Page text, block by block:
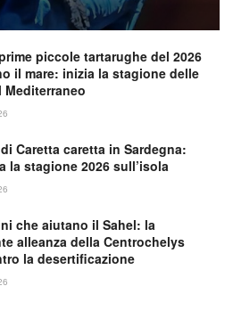
piccole tartarughe del 2026
il mare: inizia la stagione delle
Caretta caretta in Sardegna:
la stagione 2026 sull’isola
che aiutano il Sahel: la
alleanza della Centrochelys
la desertificazione